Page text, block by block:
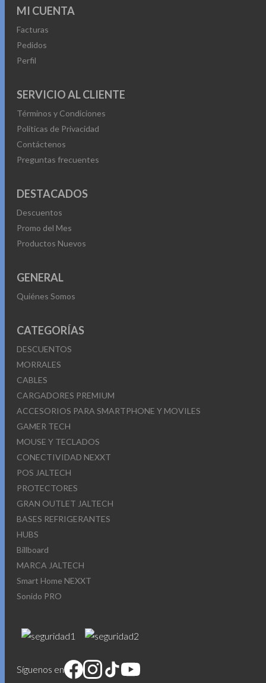
MI CUENTA
Facturas
Pedidos
Perfil
SERVICIO AL CLIENTE
Términos y Condiciones
Políticas de Privacidad
Contáctenos
Preguntas frecuentes
DESTACADOS
Descuentos
Promo del Mes
Productos Nuevos
GENERAL
Quiénes Somos
CATEGORÍAS
DESCUENTOS
MORRALES
CABLES
CARGADORES PREMIUM
ACCESORIOS PARA SMARTPHONE Y MOVILES
GAMER TECH
MOUSE Y TECLADOS
CONECTIVIDAD NEXXT
POS JALTECH
PROTECTORES
GRAN OUTLET JALTECH
BASES REFRIGERANTES
HUBS
Billboard
MARCA JALTECH
Smart Home NEXXT
Sonido PRO
Síguenos en